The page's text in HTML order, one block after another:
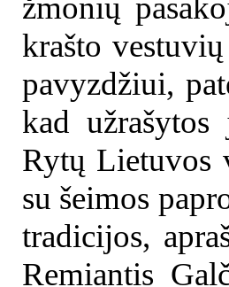
žmonių
krašto
pavyzdžiui,
kad
Rytų Lietuvos
su šeimos
tradicijos,
Remiantis